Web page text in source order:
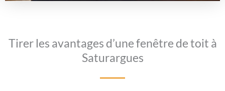
Tirer les avantages d’une fenêtre de toit à
Saturargues